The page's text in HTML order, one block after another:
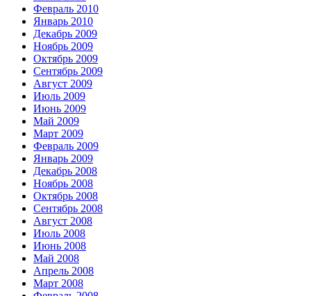
Февраль 2010
Январь 2010
Декабрь 2009
Ноябрь 2009
Октябрь 2009
Сентябрь 2009
Август 2009
Июль 2009
Июнь 2009
Май 2009
Март 2009
Февраль 2009
Январь 2009
Декабрь 2008
Ноябрь 2008
Октябрь 2008
Сентябрь 2008
Август 2008
Июль 2008
Июнь 2008
Май 2008
Апрель 2008
Март 2008